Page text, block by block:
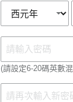
(請設定6-20碼英數